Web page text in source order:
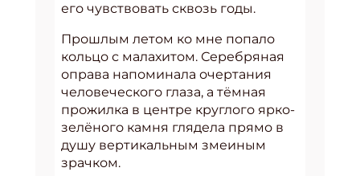
его чувствовать сквозь годы.
Прошлым летом ко мне попало
кольцо с малахитом. Серебряная
оправа напоминала очертания
человеческого глаза, а тёмная
прожилка в центре круглого ярко-
зелёного камня глядела прямо в
душу вертикальным змеиным
зрачком.